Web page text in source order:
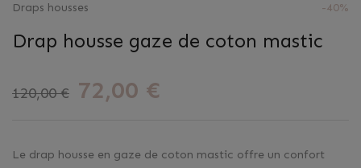
Draps housses -40%
Drap housse gaze de coton mastic
120,00 € 72,00 €
Le drap housse en gaze de coton mastic offre un confort